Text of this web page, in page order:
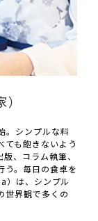
。シンプルな料
ても飽きないよう
、コラム執筆、
う。毎日の食卓を
は、シンプル
世界観で多くの